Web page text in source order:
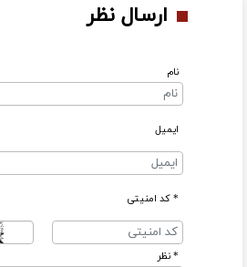
ارسال نظر
نام
ایمیل
* کد امنیتی
* نظر